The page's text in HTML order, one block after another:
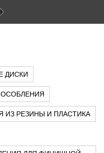
ДИСКИ
ИЗ РЕЗИНЫ И ПЛАСТИКА